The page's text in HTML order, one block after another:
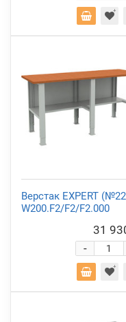
Верстак EXPERT
W200.F2/F2/F2.000
31
-